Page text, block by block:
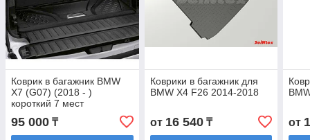
Коврик в багажник BMW
X7 (G07) (2018 - )
короткий 7 мест
95 000 ₸
Коврики в багажник для
BMW X4 F26 2014-2018
от 16 540₸ от